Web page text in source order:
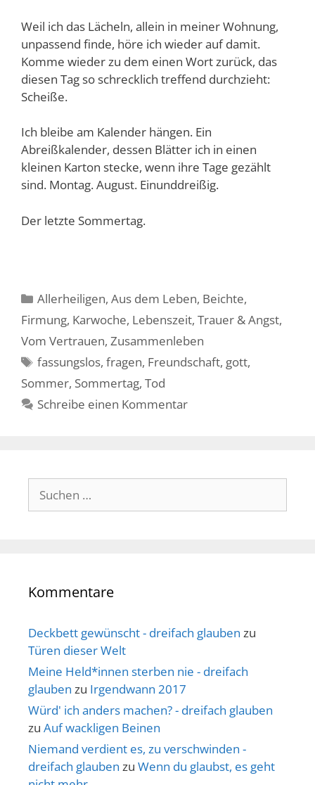
Weil ich das Lächeln, allein in meiner Wohnung,
unpassend finde, höre ich wieder auf damit.
Komme wieder zu dem einen Wort zurück, das
diesen Tag so schrecklich treffend durchzieht:
Scheiße.
Ich bleibe am Kalender hängen. Ein
Abreißkalender, dessen Blätter ich in einen
kleinen Karton stecke, wenn ihre Tage gezählt
sind. Montag. August. Einunddreißig.
Der letzte Sommertag.
Kategorien
Allerheiligen,Aus dem Leben, Beichte,
Firmung, Karwoche, Lebenszeit, Trauer & Angst,
Vom Vertrauen, Zusammenleben
Schlagwörter
fassungslos,fragen, Freundschaft, gott,
Sommer, Sommertag, Tod
Schreibe einen Kommentar
Suche
nach:
Kommentare
Deckbett gewünscht - dreifach glauben zu
Türen dieser Welt
Meine Held*innen sterben nie - dreifach
glauben zu Irgendwann 2017
Würd' ich anders machen? - dreifach glauben
zu Auf wackligen Beinen
Niemand verdient es, zu verschwinden -
dreifach glauben zu Wenn du glaubst, es geht